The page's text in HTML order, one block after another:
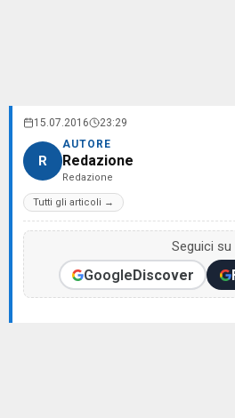
15.07.2016 23:29
R
AUTORE
Redazione
Redazione
Tutti gli articoli →
Seguici su
GoogleDiscover